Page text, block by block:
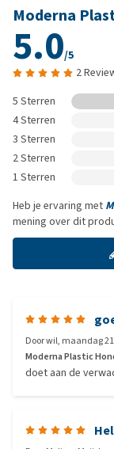
Moderna
5.0/5
2
5 Sterren
4 Sterren
3 Sterren
2 Sterren
1 Sterren
Heb je ervaring met
mening over dit
Doorwil, maandag
Moderna Plastic
doet aan de